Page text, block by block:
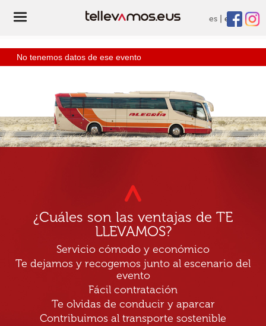
es eu
No tenemos datos de ese evento
¿Cuáles son las ventajas de TE
LLEVAMOS?
Servicio cómodo y económico
Te dejamos y recogemos junto al escenario del
evento
Fácil contratación
Te olvidas de conducir y aparcar
Contribuimos al transporte sostenible